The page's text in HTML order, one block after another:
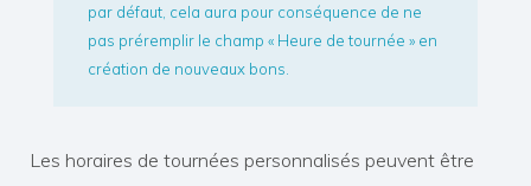
par défaut, cela aura pour conséquence de ne
pas préremplir le champ « Heure de tournée » en
création de nouveaux bons.
Les horaires de tournées personnalisés peuvent être